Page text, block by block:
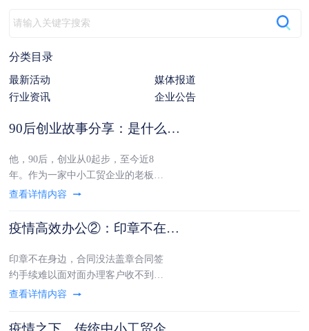
分类目录
最新活动
媒体报道
行业资讯
企业公告
90后创业故事分享：是什么让他的工贸公司年销售额快速破亿？
他，90后，创业从0起步，至今近8
年。作为一家中小工贸企业的老板，
在创业后短短几年的时间，便带着团
奔跑在发展的高速路上！他是怎么做
到的呢？今天，J姐给大家讲述这位
90后小伙真实创业的故事，希望能给
各位中小工贸
疫情高效办公②：印章不在身边，如何不错失谈好的“大单”？
印章不在身边，合同没法盖章合同签
约手续难以面对面办理客户收不到合
同不能付款……面对突如其来的疫情
发愁？在全国多地积极抗疫的大背景